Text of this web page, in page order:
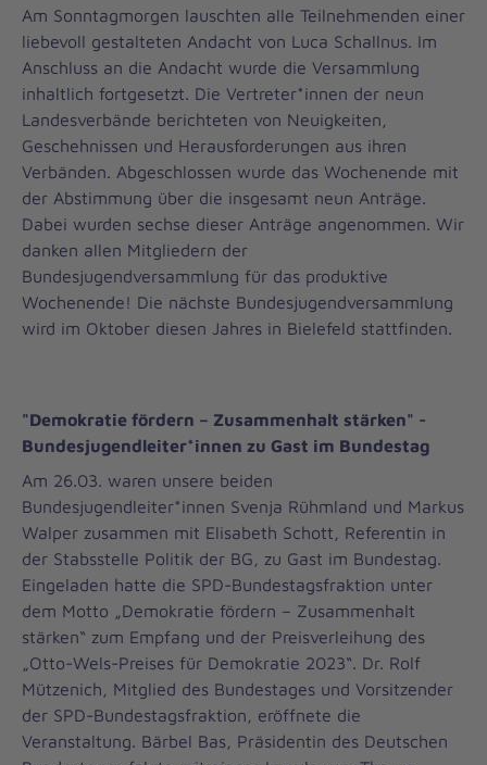
Am Sonntagmorgen lauschten alle Teilnehmenden einer
liebevoll gestalteten Andacht von Luca Schallnus. Im
Anschluss an die Andacht wurde die Versammlung
inhaltlich fortgesetzt. Die Vertreter*innen der neun
Landesverbände berichteten von Neuigkeiten,
Geschehnissen und Herausforderungen aus ihren
Verbänden. Abgeschlossen wurde das Wochenende mit
der Abstimmung über die insgesamt neun Anträge.
Dabei wurden sechse dieser Anträge angenommen. Wir
danken allen Mitgliedern der
Bundesjugendversammlung für das produktive
Wochenende! Die nächste Bundesjugendversammlung
wird im Oktober diesen Jahres in Bielefeld stattfinden.
"Demokratie fördern – Zusammenhalt stärken" -
Bundesjugendleiter*innen zu Gast im Bundestag
Am 26.03. waren unsere beiden
Bundesjugendleiter*innen Svenja Rühmland und Markus
Walper zusammen mit Elisabeth Schott, Referentin in
der Stabsstelle Politik der BG, zu Gast im Bundestag.
Eingeladen hatte die SPD-Bundestagsfraktion unter
dem Motto „Demokratie fördern – Zusammenhalt
stärken“ zum Empfang und der Preisverleihung des
„Otto-Wels-Preises für Demokratie 2023“. Dr. Rolf
Mützenich, Mitglied des Bundestages und Vorsitzender
der SPD-Bundestagsfraktion, eröffnete die
Veranstaltung. Bärbel Bas, Präsidentin des Deutschen